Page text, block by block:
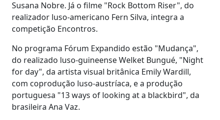
Susana Nobre. Já o filme "Rock Bottom Riser", do
realizador luso-americano Fern Silva, integra a
competição Encontros.
No programa Fórum Expandido estão "Mudança",
do realizado luso-guineense Welket Bungué, "Night
for day", da artista visual britânica Emily Wardill,
com coprodução luso-austríaca, e a produção
portuguesa "13 ways of looking at a blackbird", da
brasileira Ana Vaz.